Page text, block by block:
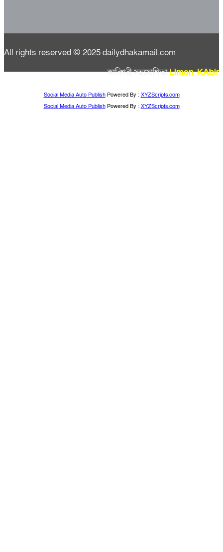
All rights reserved © 2025 dailydhakamail.com
কারিগরী সহযোগিতাLimon KAbir
Social Media Auto PublishPowered By : XYZScripts.com
Social Media Auto PublishPowered By : XYZScripts.com